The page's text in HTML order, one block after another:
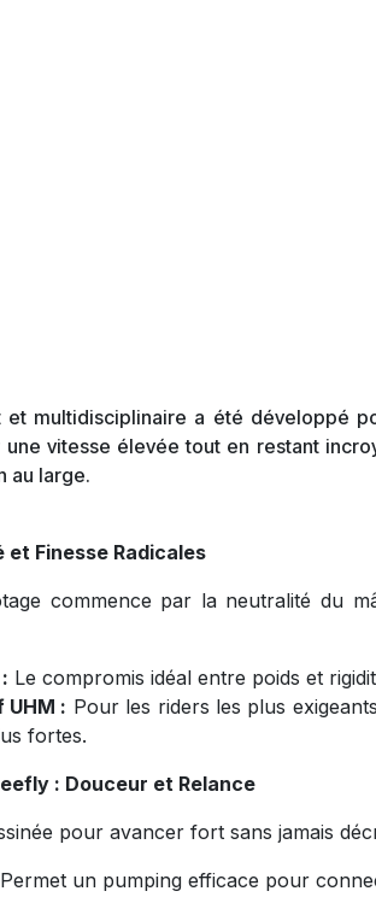
multidisciplinaire a été développé
vitesse élevée tout en restant
au large.
et Finesse Radicales
commence par la neutralité du
Le compromis idéal entre poids et
UHM : Pour les riders les plus
fortes.
: Douceur et Relance
pour avancer fort sans jamais
Permet un pumping efficace pour